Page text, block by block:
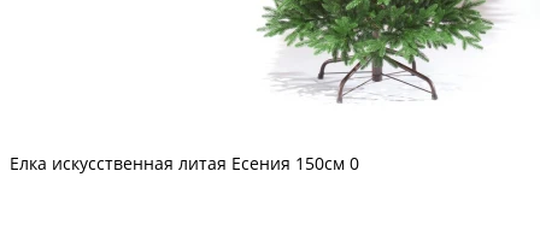
Елка искусственная литая Есения 150см 0